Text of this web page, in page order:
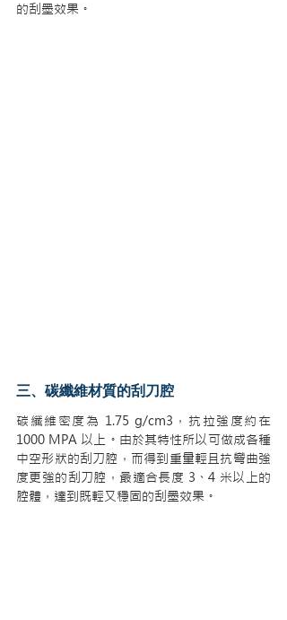
的刮墨效果。
三、碳纖維材質的刮刀腔
碳纖維密度為 1.75 g/cm3，抗拉強度約在
1000 MPA 以上。由於其特性所以可做成各種
中空形狀的刮刀腔，而得到重量輕且抗彎曲強
度更強的刮刀腔，最適合長度 3、4 米以上的
腔體，達到既輕又穩固的刮墨效果。